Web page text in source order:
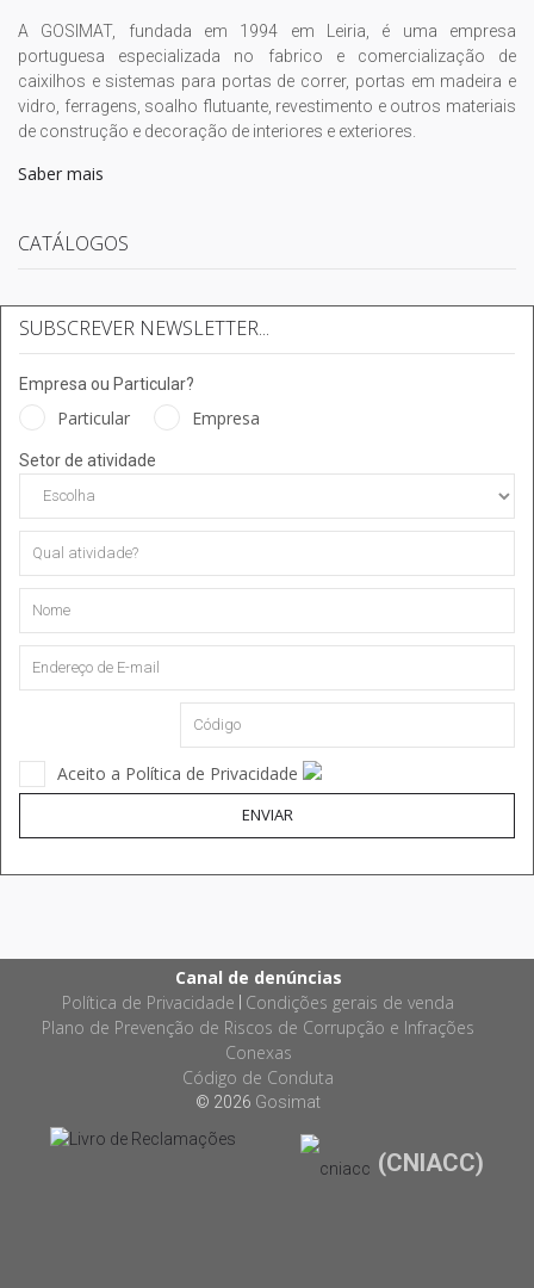
A GOSIMAT, fundada em 1994 em Leiria, é uma empresa
portuguesa especializada no fabrico e comercialização de
caixilhos e sistemas para portas de correr, portas em madeira e
vidro, ferragens, soalho flutuante, revestimento e outros materiais
de construção e decoração de interiores e exteriores.
Saber mais
CATÁLOGOS
SUBSCREVER NEWSLETTER...
Empresa ou Particular?
Particular Empresa
Setor de atividade
Aceito a Política de Privacidade
ENVIAR
Canal de denúncias
Política de Privacidade Condições gerais de venda
Plano de Prevenção de Riscos de Corrupção e Infrações
Conexas
Código de Conduta
© 2026 Gosimat
(CNIACC)